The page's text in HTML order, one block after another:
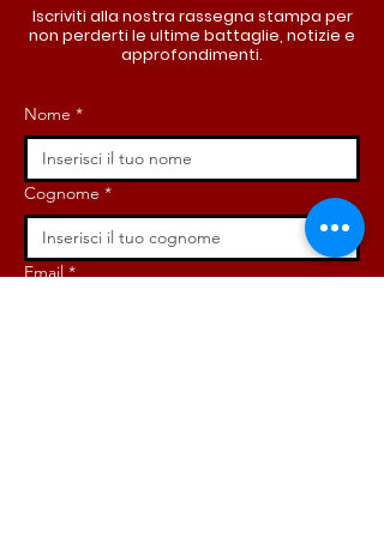
Iscriviti alla nostra rassegna stampa per
non perderti le ultime battaglie, notizie e
approfondimenti.
Nome *
Cognome *
Email *